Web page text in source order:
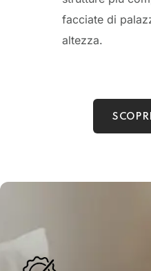
facciate di
altezza.